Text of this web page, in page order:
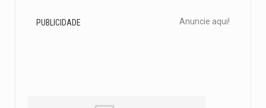
PUBLICIDADE Anuncie aqui!